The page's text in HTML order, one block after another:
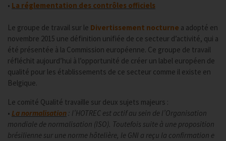
• La réglementation des contrôles officiels
Le groupe de travail sur le Divertissement nocturne a adopté en
novembre 2015 une définition unifiée de ce secteur d’activité, qui a
été présentée à la Commission européenne. Ce groupe de travail
réfléchit aujourd’hui à l’opportunité de créer un label européen de
qualité pour les établissements de ce secteur comme il existe en
Belgique.
Le comité Qualité travaille sur deux sujets majeurs :
• La normalisation : l’HOTREC est actif au sein de l’Organisation
mondiale de normalisation (ISO). Toutefois suite à une proposition
brésilienne sur une norme hôtelière, le GNI a reçu la confirmation e